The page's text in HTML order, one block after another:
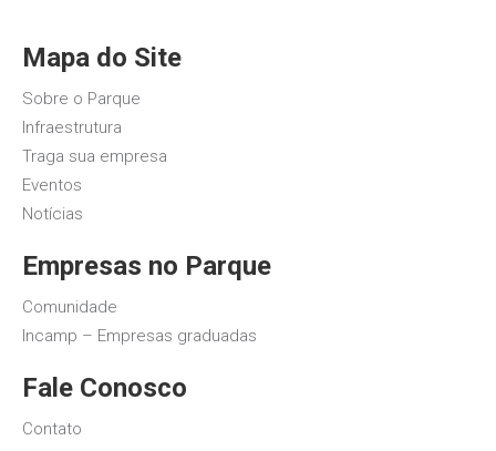
Mapa do Site
Sobre o Parque
Infraestrutura
Traga sua empresa
Eventos
Notícias
Empresas no Parque
Comunidade
Incamp – Empresas graduadas
Fale Conosco
Contato